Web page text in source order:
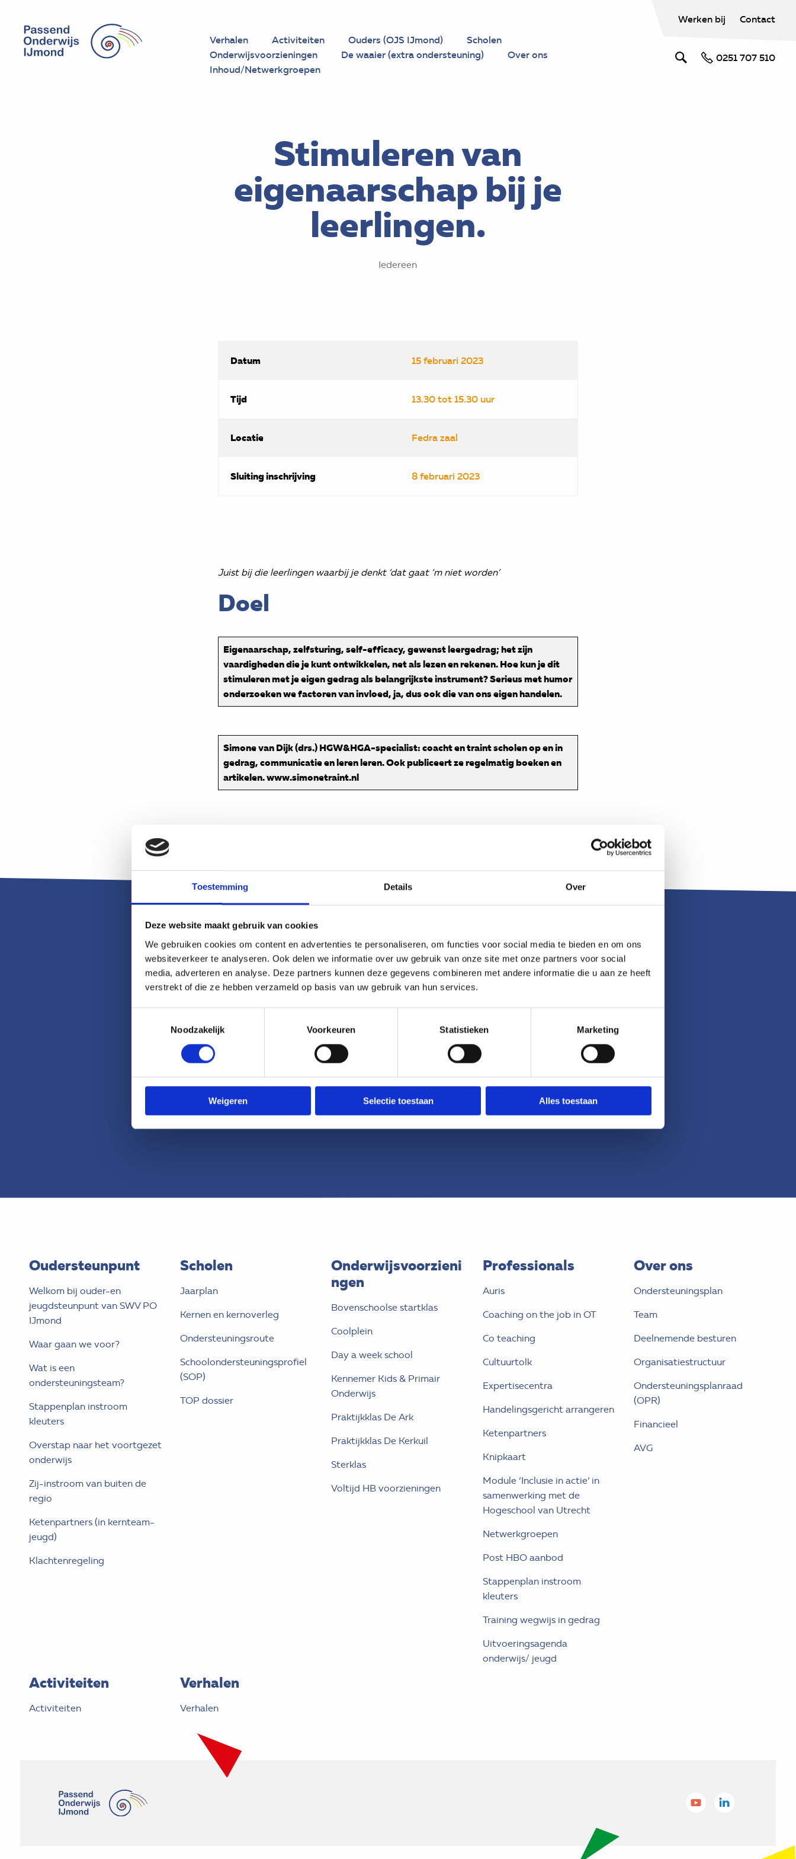
Toestemming Details Over
Deze website maakt gebruik van cookies
We gebruiken cookies om content en advertenties te personaliseren, om functies voor social media te bieden en om ons
websiteverkeer te analyseren. Ook delen we informatie over uw gebruik van onze site met onze partners voor social
media, adverteren en analyse. Deze partners kunnen deze gegevens combineren met andere informatie die u aan ze heeft
verstrekt of die ze hebben verzameld op basis van uw gebruik van hun services.
Noodzakelijk
Voorkeuren Statistieken Marketing
Weigeren Selectie toestaan Alles toestaan
Verhalen Activiteiten Ouders (OJS IJmond)
Scholen
Onderwijsvoorzieningen
De waaier (extra ondersteuning)
Over ons
Inhoud/Netwerkgroepen
Werken bij Contact
0251 707 510
Stimuleren van
eigenaarschap bij je
leerlingen.
Iedereen
Datum 15 februari 2023
Tijd 13.30 tot 15.30 uur
Locatie Fedra zaal
Sluiting inschrijving 8 februari 2023
Juist bij die leerlingen waarbij je denkt ‘dat gaat ‘m niet worden’
Doel
Eigenaarschap, zelfsturing, self-efficacy, gewenst leergedrag; het zijn
vaardigheden die je kunt ontwikkelen, net als lezen en rekenen. Hoe kun je dit
stimuleren met je eigen gedrag als belangrijkste instrument? Serieus met humor
onderzoeken we factoren van invloed, ja, dus ook die van ons eigen handelen.
Simone van Dijk (drs.) HGW&HGA-specialist: coacht en traint scholen op en in
gedrag, communicatie en leren leren. Ook publiceert ze regelmatig boeken en
artikelen. www.simonetraint.nl
De inschrijving is
gesloten
Oudersteunpunt
Welkom bij ouder-en
jeugdsteunpunt van SWV PO
IJmond
Waar gaan we voor?
Wat is een
ondersteuningsteam?
Stappenplan instroom
kleuters
Overstap naar het voortgezet
onderwijs
Zij-instroom van buiten de
regio
Ketenpartners (in kernteam-
jeugd)
Klachtenregeling
Scholen
Jaarplan
Kernen en kernoverleg
Ondersteuningsroute
Schoolondersteuningsprofiel
(SOP)
TOP dossier
Onderwijsvoorzieni
ngen
Bovenschoolse startklas
Coolplein
Day a week school
Kennemer Kids & Primair
Onderwijs
Praktijkklas De Ark
Praktijkklas De Kerkuil
Sterklas
Voltijd HB voorzieningen
Professionals
Auris
Coaching on the job in OT
Co teaching
Cultuurtolk
Expertisecentra
Handelingsgericht arrangeren
Ketenpartners
Knipkaart
Module ‘Inclusie in actie’ in
samenwerking met de
Hogeschool van Utrecht
Netwerkgroepen
Post HBO aanbod
Stappenplan instroom
kleuters
Training wegwijs in gedrag
Uitvoeringsagenda
onderwijs/ jeugd
Over ons
Ondersteuningsplan
Team
Deelnemende besturen
Organisatiestructuur
Ondersteuningsplanraad
(OPR)
Financieel
AVG
Activiteiten
Activiteiten
Verhalen
Verhalen